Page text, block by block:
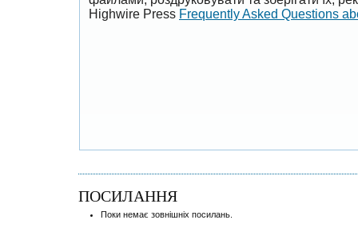
Highwire Press Frequently Asked Questions
ПОСИЛАННЯ
Поки немає зовнішніх посилань.